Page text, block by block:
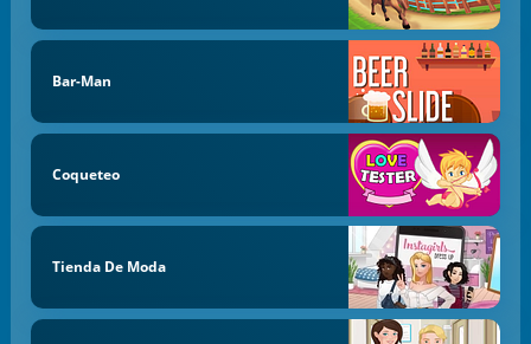
Bar-Man
Coqueteo
Tienda De Moda